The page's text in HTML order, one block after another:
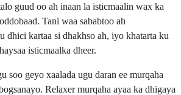
guud oo ah inaan la isticmaalin wax ka
Tani waa sababtoo ah
dhici kartaa si dhakhso ah, iyo khatarta ku
isticmaalka dheer.
soo geyo xaalada ugu daran ee murqaha
Relaxer murqaha ayaa ka dhigaya